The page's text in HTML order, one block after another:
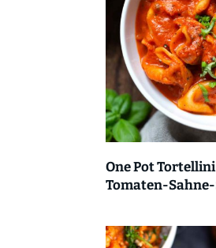
One Pot
Tomaten-